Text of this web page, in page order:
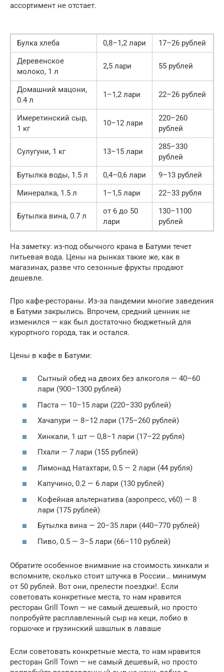
ассортимент не отстает.
Булка хлеба 0,8–1,2 лари
17–26 рублей
Деревенское
молоко, 1 л
2,5 лари 55 рублей
Домашний мацони,
0.4 л
1–1,2 лари 22–26 рублей
Имеретинский сыр,
1 кг
10–12 лари
220–260
рублей
Сулугуни, 1 кг 13–15 лари
285–330
рублей
Бутылка воды, 1.5 л
0,4–0,6 лари
9–13 рублей
Минералка, 1.5 л
1–1,5 лари 22–33 рубля
Бутылка вина, 0.7 л
от 6 до 50
лари
130–1100
рублей
На заметку: из-под обычного крана в Батуми течет
питьевая вода. Цены на рынках такие же, как в
магазинах, разве что сезонные фрукты продают
дешевле.
Про кафе-рестораны. Из-за пандемии многие заведения
в Батуми закрылись. Впрочем, средний ценник не
изменился — как был достаточно бюджетный для
курортного города, так и остался.
Цены в кафе в Батуми:
Сытный обед на двоих без алкоголя — 40–60
лари (900–1300 рублей)
Паста — 10–15 лари (220–330 рублей)
Хачапури — 8–12 лари (175–260 рублей)
Хинкали, 1 шт — 0,8–1 лари (17–22 рубля)
Пхали — 7 лари (155 рублей)
Лимонад Натахтари, 0.5 — 2 лари (44 рубля)
Капучино, 0.2 — 6 лари (130 рублей)
Кофейная альтернатива (аэропресс, v60) — 8
лари (175 рублей)
Бутылка вина — 20–35 лари (440–770 рублей)
Пиво, 0.5 — 3–5 лари (66–110 рублей)
Обратите особенное внимание на стоимость хинкали и
вспомните, сколько стоит штучка в России… минимум
от 50 рублей. Вот они, прелести поездки!. Если
советовать конкретные места, то нам нравится
ресторан Grill Town — не самый дешевый, но просто
попробуйте расплавленный сыр на кеци, лобио в
горшочке и грузинский шашлык в лаваше
Если советовать конкретные места, то нам нравится
ресторан Grill Town — не самый дешевый, но просто